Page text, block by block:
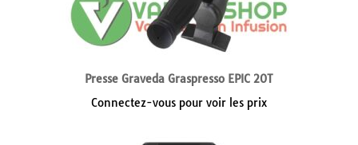
Presse Graveda Graspresso EPIC 20T
Connectez-vous pour voir les prix